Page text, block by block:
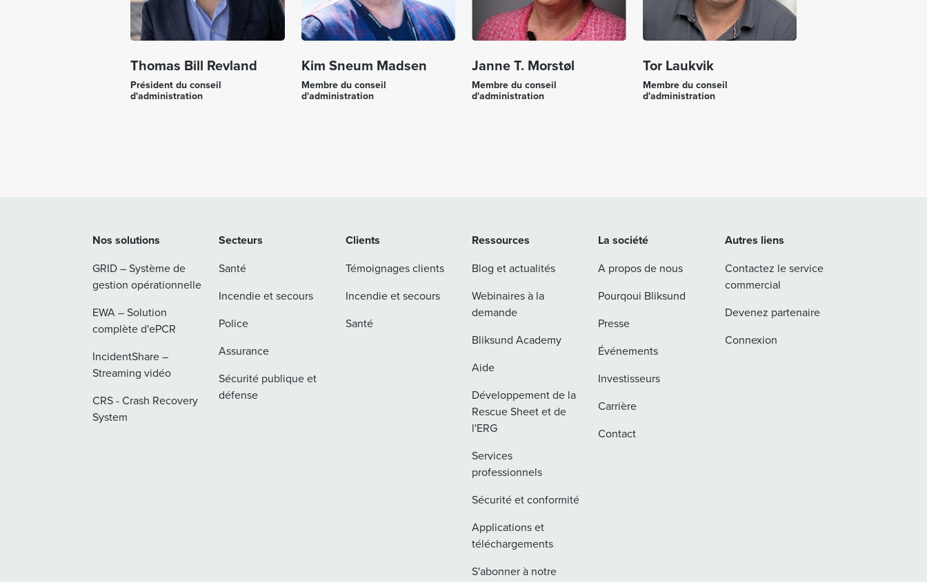
Thomas Bill Revland
Président du conseil
d'administration
Kim Sneum Madsen
Membre du conseil
d'administration
Janne T. Morstøl
Membre du conseil
d'administration
Tor Laukvik
Membre du conseil
d'administration
Nos solutions
GRID – Système de
gestion opérationnelle
EWA – Solution
complète d'ePCR
IncidentShare –
Streaming vidéo
CRS - Crash Recovery
System
Secteurs
Santé
Incendie et secours
Police
Assurance
Sécurité publique et
défense
Clients
Témoignages clients
Incendie et secours
Santé
Ressources
Blog et actualités
Webinaires à la
demande
Bliksund Academy
Aide
Développement de la
Rescue Sheet et de
l'ERG
Services
professionnels
Sécurité et conformité
Applications et
téléchargements
S'abonner à notre
La société
A propos de nous
Pourqoui Bliksund
Presse
Événements
Investisseurs
Carrière
Contact
Autres liens
Contactez le service
commercial
Devenez partenaire
Connexion